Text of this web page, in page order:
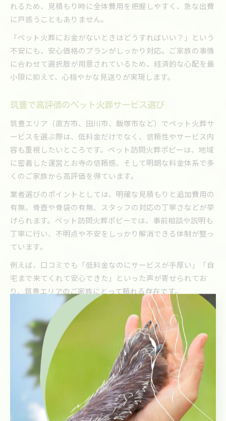
れるため、見積もり時に全体費用を把握しやすく、急な出費
に戸惑うこともありません。
「ペット火葬にお金がないときはどうすればいい？」という
不安にも、安心価格のプランがしっかり対応。ご家族の事情
に合わせて選択肢が用意されているため、経済的な心配を最
小限に抑えて、心穏やかな見送りが実現します。
筑豊で高評価のペット火葬サービス選び
筑豊エリア（直方市、田川市、飯塚市など）でペット火葬サ
ービスを選ぶ際は、低料金だけでなく、信頼性やサービス内
容も重視したいところです。ペット訪問火葬ポピーは、地域
に密着した運営とお寺の信頼感、そして明朗な料金体系で多
くのご家族から高評価を得ています。
業者選びのポイントとしては、明確な見積もりと追加費用の
有無、骨壺や骨袋の有無、スタッフの対応の丁寧さなどが挙
げられます。ペット訪問火葬ポピーでは、事前相談や説明も
丁寧に行い、不明点や不安をしっかり解消できる体制が整っ
ています。
例えば、口コミでも「低料金なのにサービスが手厚い」「自
宅まで来てくれて安心できた」といった声が寄せられてお
り、筑豊エリアのご家族にとって頼れる存在です。
口コミで選ばれる福岡の火葬プランとは
福岡県内で「ペット火葬 福岡 口コミ」と検索されるほど、
実際の利用者の声は業者選びの大きな参考になります。ペッ
ト訪問火葬ポピーは、口コミで「安心価格」「丁寧な対応」
「明朗会計」といった評価が多く、特に筑豊エリアのご家族
から支持を集めています。
口コミで高く評価されるプランの特徴は、追加料金が発生し